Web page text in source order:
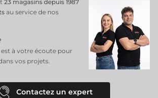
23 magasins depuis 1987
au service de nos
à votre écoute pour
vos projets.
Contactez un expert